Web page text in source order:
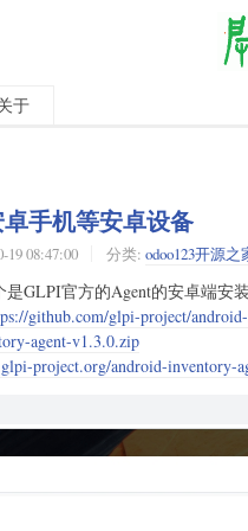
于
卓手机等安卓设备
19 08:47:00 分类:odoo123开源之
GLPI官方的Agent的安卓端安
github.com/glpi-project/
agent-v1.3.0.zip
project.org/android-inventory-